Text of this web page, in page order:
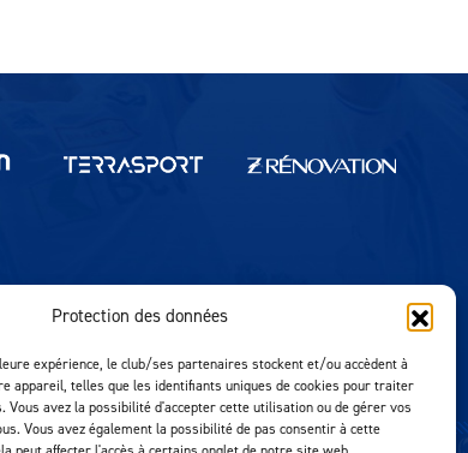
Protection des données
expérience, le club/ses partenaires stockent et/ou accèdent à
appareil, telles que les identifiants uniques de cookies pour traiter
Vous avez la possibilité d'accepter cette utilisation ou de gérer vos
Vous avez également la possibilité de pas consentir à cette